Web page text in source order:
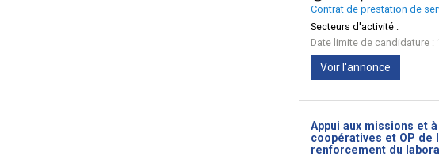
Contrat de prestation de
Secteurs d'activité :
Date limite de candidature :
Voir l'annonce
Appui aux missions et
coopératives et OP de
renforcement du